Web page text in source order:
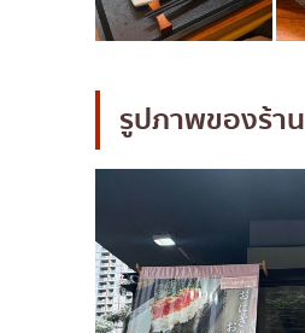
รูปภาพของร้าน